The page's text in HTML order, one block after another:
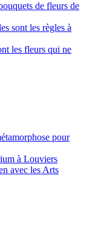
de fleurs de
sont les règles à
les fleurs qui ne
pour
à Louviers
avec les Arts